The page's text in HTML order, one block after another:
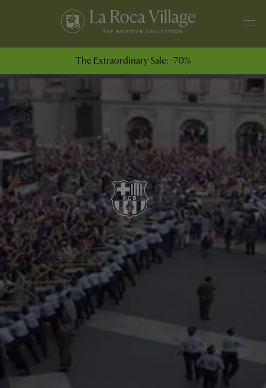
The Extraordinary Sale: -70%